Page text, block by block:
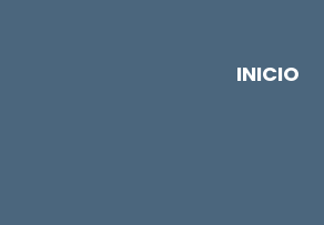
INICIO